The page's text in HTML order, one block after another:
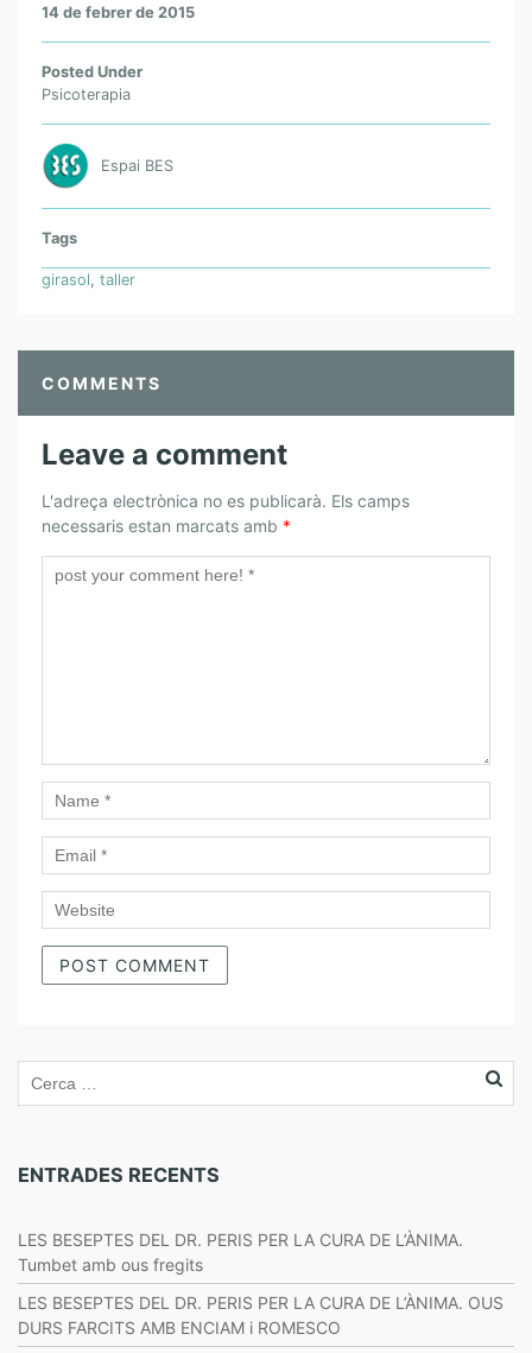
L
S
Q
U
E
T
E
N
E
N
C
R
A
14 de febrer de 2015
Posted Under
Psicoterapia
Espai BES
Tags
girasol, taller
COMMENTS
Leave a comment
L'adreça electrònica no es publicarà. Els camps
necessaris estan marcats amb *
ENTRADES RECENTS
LES BESEPTES DEL DR. PERIS PER LA CURA DE L’ÀNIMA.
Tumbet amb ous fregits
LES BESEPTES DEL DR. PERIS PER LA CURA DE L’ÀNIMA. OUS
DURS FARCITS AMB ENCIAM i ROMESCO